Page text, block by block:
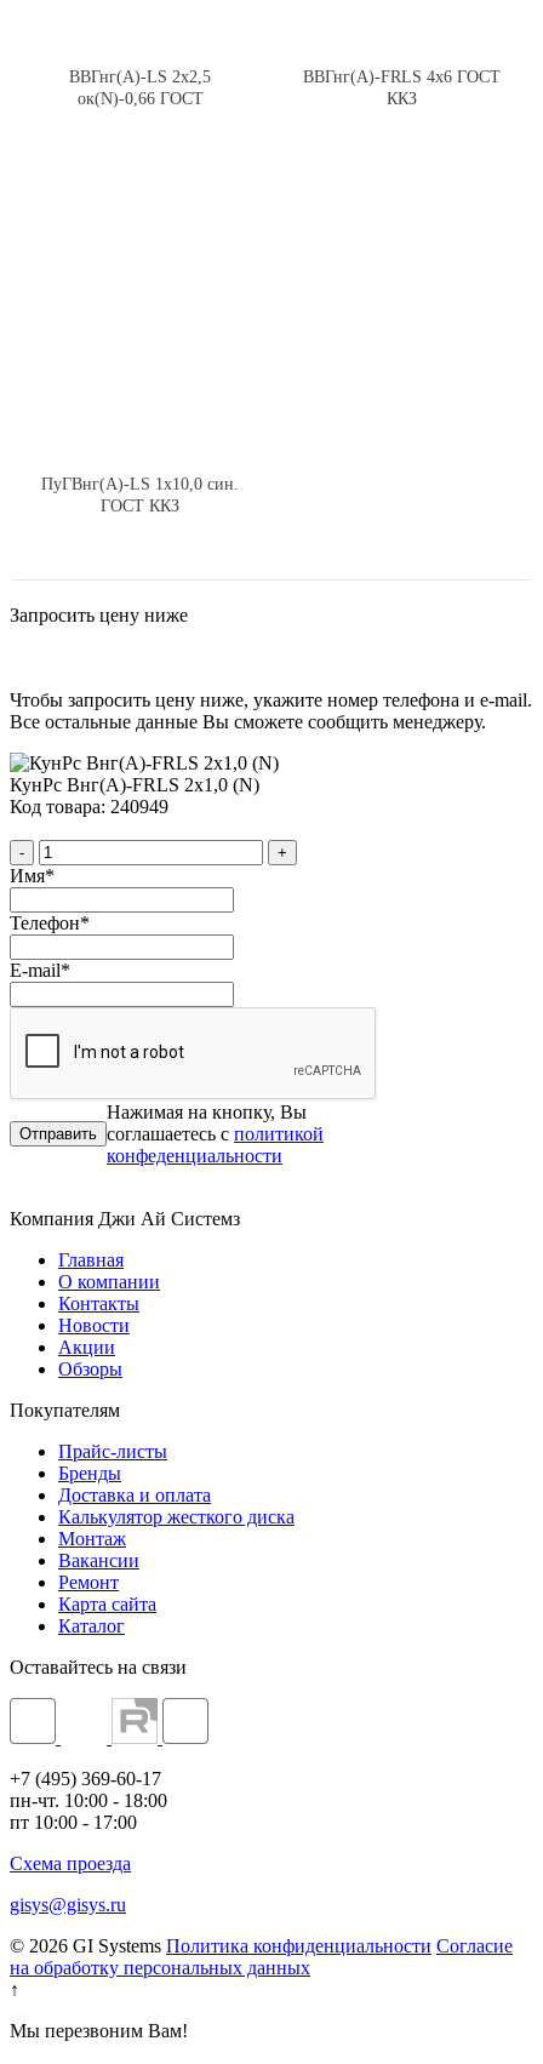
ВВГнг(А)-LS 2х2,5
ок(N)-0,66 ГОСТ
ВВГнг(А)-FRLS 4х6 ГОСТ
ККЗ
ПуГВнг(А)-LS 1х10,0 син.
ГОСТ ККЗ
Запросить цену ниже
Чтобы запросить цену ниже, укажите номер телефона и e-mail.
Все остальные данные Вы сможете сообщить менеджеру.
КунРс Внг(А)-FRLS 2х1,0 (N)
Код товара: 240949
- +
Имя*
Телефон*
E-mail*
Нажимая на кнопку, Вы
соглашаетесь с политикой
конфеденциальности
Компания Джи Ай Системз
Главная
О компании
Контакты
Новости
Акции
Обзоры
Покупателям
Прайс-листы
Бренды
Доставка и оплата
Калькулятор жесткого диска
Монтаж
Вакансии
Ремонт
Карта сайта
Каталог
Оставайтесь на связи
+7 (495) 369-60-17
пн-чт. 10:00 - 18:00
пт 10:00 - 17:00
Схема проезда
gisys@gisys.ru
© 2026 GI Systems Политика конфиденциальности Согласие
на обработку персональных данных
↑
Мы перезвоним Вам!